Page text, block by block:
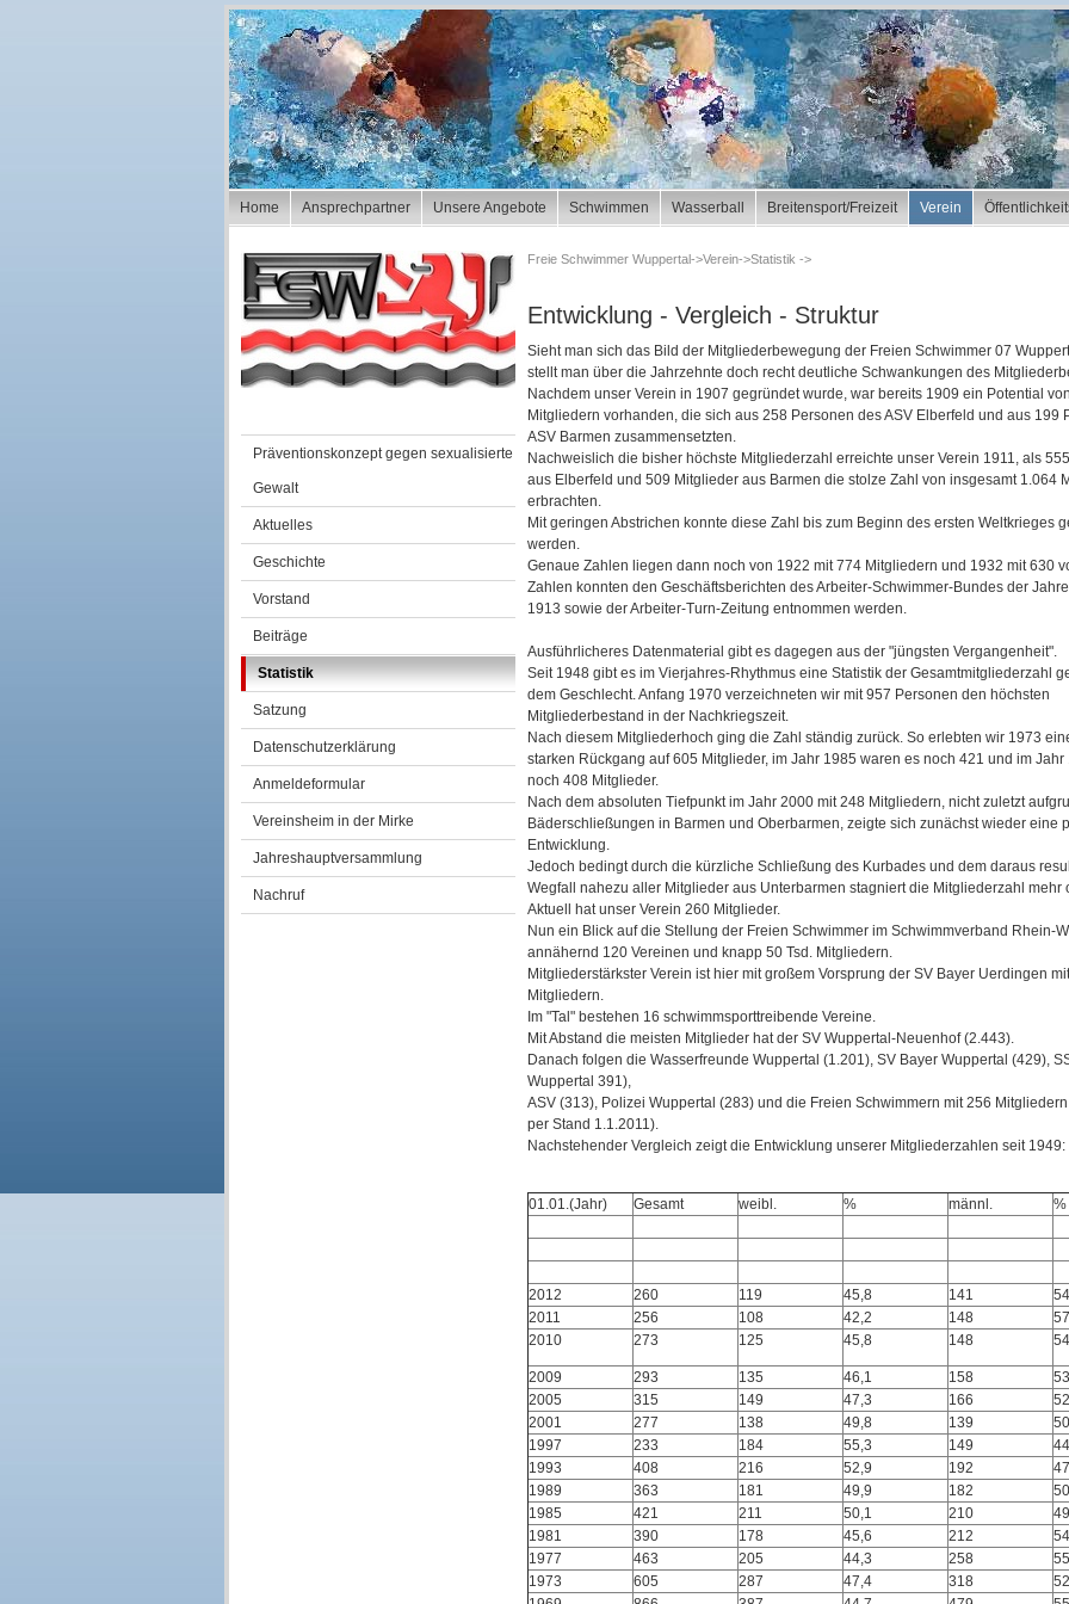
Navigation
Home Ansprechpartner Unsere Angebote Schwimmen Wasserball Breitensport/Freizeit Verein
Freie Schwimmer Wuppertal Verein Statistik
Entwicklung - Vergleich - Struktur
Sieht man sich das Bild der Mitgliederbewegung der Freien Schwimmer 07
stellt man über die Jahrzehnte doch recht deutliche Schwankungen des
Nachdem unser Verein in 1907 gegründet wurde, war bereits 1909 ein Potential
Mitgliedern vorhanden, die sich aus 258 Personen des ASV Elberfeld und aus 199
ASV Barmen zusammensetzten.
Nachweislich die bisher höchste Mitgliederzahl erreichte unser Verein 1911, als
aus Elberfeld und 509 Mitglieder aus Barmen die stolze Zahl von insgesamt 1.064
erbrachten.
Mit geringen Abstrichen konnte diese Zahl bis zum Beginn des ersten Weltkrieges
werden.
Genaue Zahlen liegen dann noch von 1922 mit 774 Mitgliedern und 1932 mit 630
Zahlen konnten den Geschäftsberichten des Arbeiter-Schwimmer-Bundes der
1913 sowie der Arbeiter-Turn-Zeitung entnommen werden.
Ausführlicheres Datenmaterial gibt es dagegen aus der "jüngsten Vergangenheit".
Seit 1948 gibt es im Vierjahres-Rhythmus eine Statistik der Gesamtmitgliederzahl
dem Geschlecht. Anfang 1970 verzeichneten wir mit 957 Personen den höchsten
Mitgliederbestand in der Nachkriegszeit.
Nach diesem Mitgliederhoch ging die Zahl ständig zurück. So erlebten wir 1973
starken Rückgang auf 605 Mitglieder, im Jahr 1985 waren es noch 421 und im Jahr
noch 408 Mitglieder.
Nach dem absoluten Tiefpunkt im Jahr 2000 mit 248 Mitgliedern, nicht zuletzt
Bäderschließungen in Barmen und Oberbarmen, zeigte sich zunächst wieder eine
Entwicklung.
Jedoch bedingt durch die kürzliche Schließung des Kurbades und dem daraus
Wegfall nahezu aller Mitglieder aus Unterbarmen stagniert die Mitgliederzahl mehr
Aktuell hat unser Verein 260 Mitglieder.
Nun ein Blick auf die Stellung der Freien Schwimmer im Schwimmverband Rhein-
annähernd 120 Vereinen und knapp 50 Tsd. Mitgliedern.
Mitgliederstärkster Verein ist hier mit großem Vorsprung der SV Bayer Uerdingen
Mitgliedern.
Im "Tal" bestehen 16 schwimmsporttreibende Vereine.
Mit Abstand die meisten Mitglieder hat der SV Wuppertal-Neuenhof (2.443).
Danach folgen die Wasserfreunde Wuppertal (1.201), SV Bayer Wuppertal (429),
Wuppertal 391),
ASV (313), Polizei Wuppertal (283) und die Freien Schwimmern mit 256
per Stand 1.1.2011).
Nachstehender Vergleich zeigt die Entwicklung unserer Mitgliederzahlen seit 1949:
01.01.(Jahr) Gesamt weibl. % männl. %
2012 260 119 45,8 141
2011
256 108 42,2 148
2010
273 125 45,8 148
2009 293 135 46,1 158
2005
315 149 47,3 166
2001
277 138 49,8 139
1997
233 184 55,3 149
1993
408 216 52,9 192
1989
363 181 49,9 182
1985
421 211 50,1 210
1981
390 178 45,6 212
1977
463 205 44,3 258
1973
605 287 47,4 318
überspringen
Präventionskonzept gegen sexualisierte
Gewalt
Aktuelles
Geschichte
Vorstand
Beiträge
Statistik
Satzung
Datenschutzerklärung
Anmeldeformular
Vereinsheim in der Mirke
Jahreshauptversammlung
Nachruf